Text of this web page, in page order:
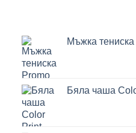
Мъжка
Бяла чаша